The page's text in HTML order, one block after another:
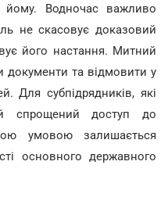
йому. Водночас важливо
не скасовує доказовий
його настання. Митний
документи та відмовити у
Для субпідрядників, які
спрощений доступ до
умовою залишається
основного державного